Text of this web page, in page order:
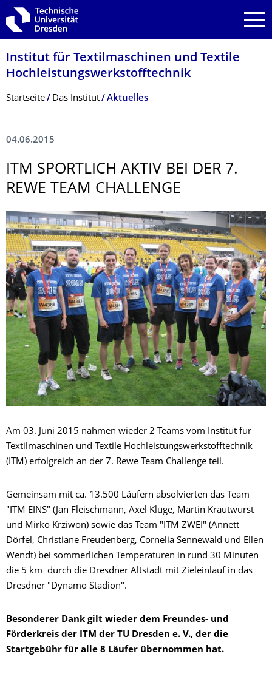
Zur Hauptnavigation springen
Zur Suche springen
Zum Inhalt springen
Institut für Textilmaschinen und Textile
Hochleistungswerk­stofftechnik
Breadcrumb-Menü
Startseite Das Institut Aktuelles
04.06.2015
ITM SPORTLICH AKTIV BEI DER 7.
REWE TEAM CHALLENGE
Am 03. Juni 2015 nahmen wieder 2 Teams vom Institut für
Textilmaschinen und Textile Hochleistungswerkstofftechnik
(ITM) erfolgreich an der 7. Rewe Team Challenge teil.
Gemeinsam mit ca. 13.500 Läufern absolvierten das Team
"ITM EINS" (Jan Fleischmann, Axel Kluge, Martin Krautwurst
und Mirko Krziwon) sowie das Team "ITM ZWEI" (Annett
Dörfel, Christiane Freudenberg, Cornelia Sennewald und Ellen
Wendt) bei sommerlichen Temperaturen in rund 30 Minuten
die 5 km durch die Dresdner Altstadt mit Zieleinlauf in das
Dresdner "Dynamo Stadion".
Besonderer Dank gilt wieder dem Freundes- und
Förderkreis der ITM der TU Dresden e. V., der die
Startgebühr für alle 8 Läufer übernommen hat.